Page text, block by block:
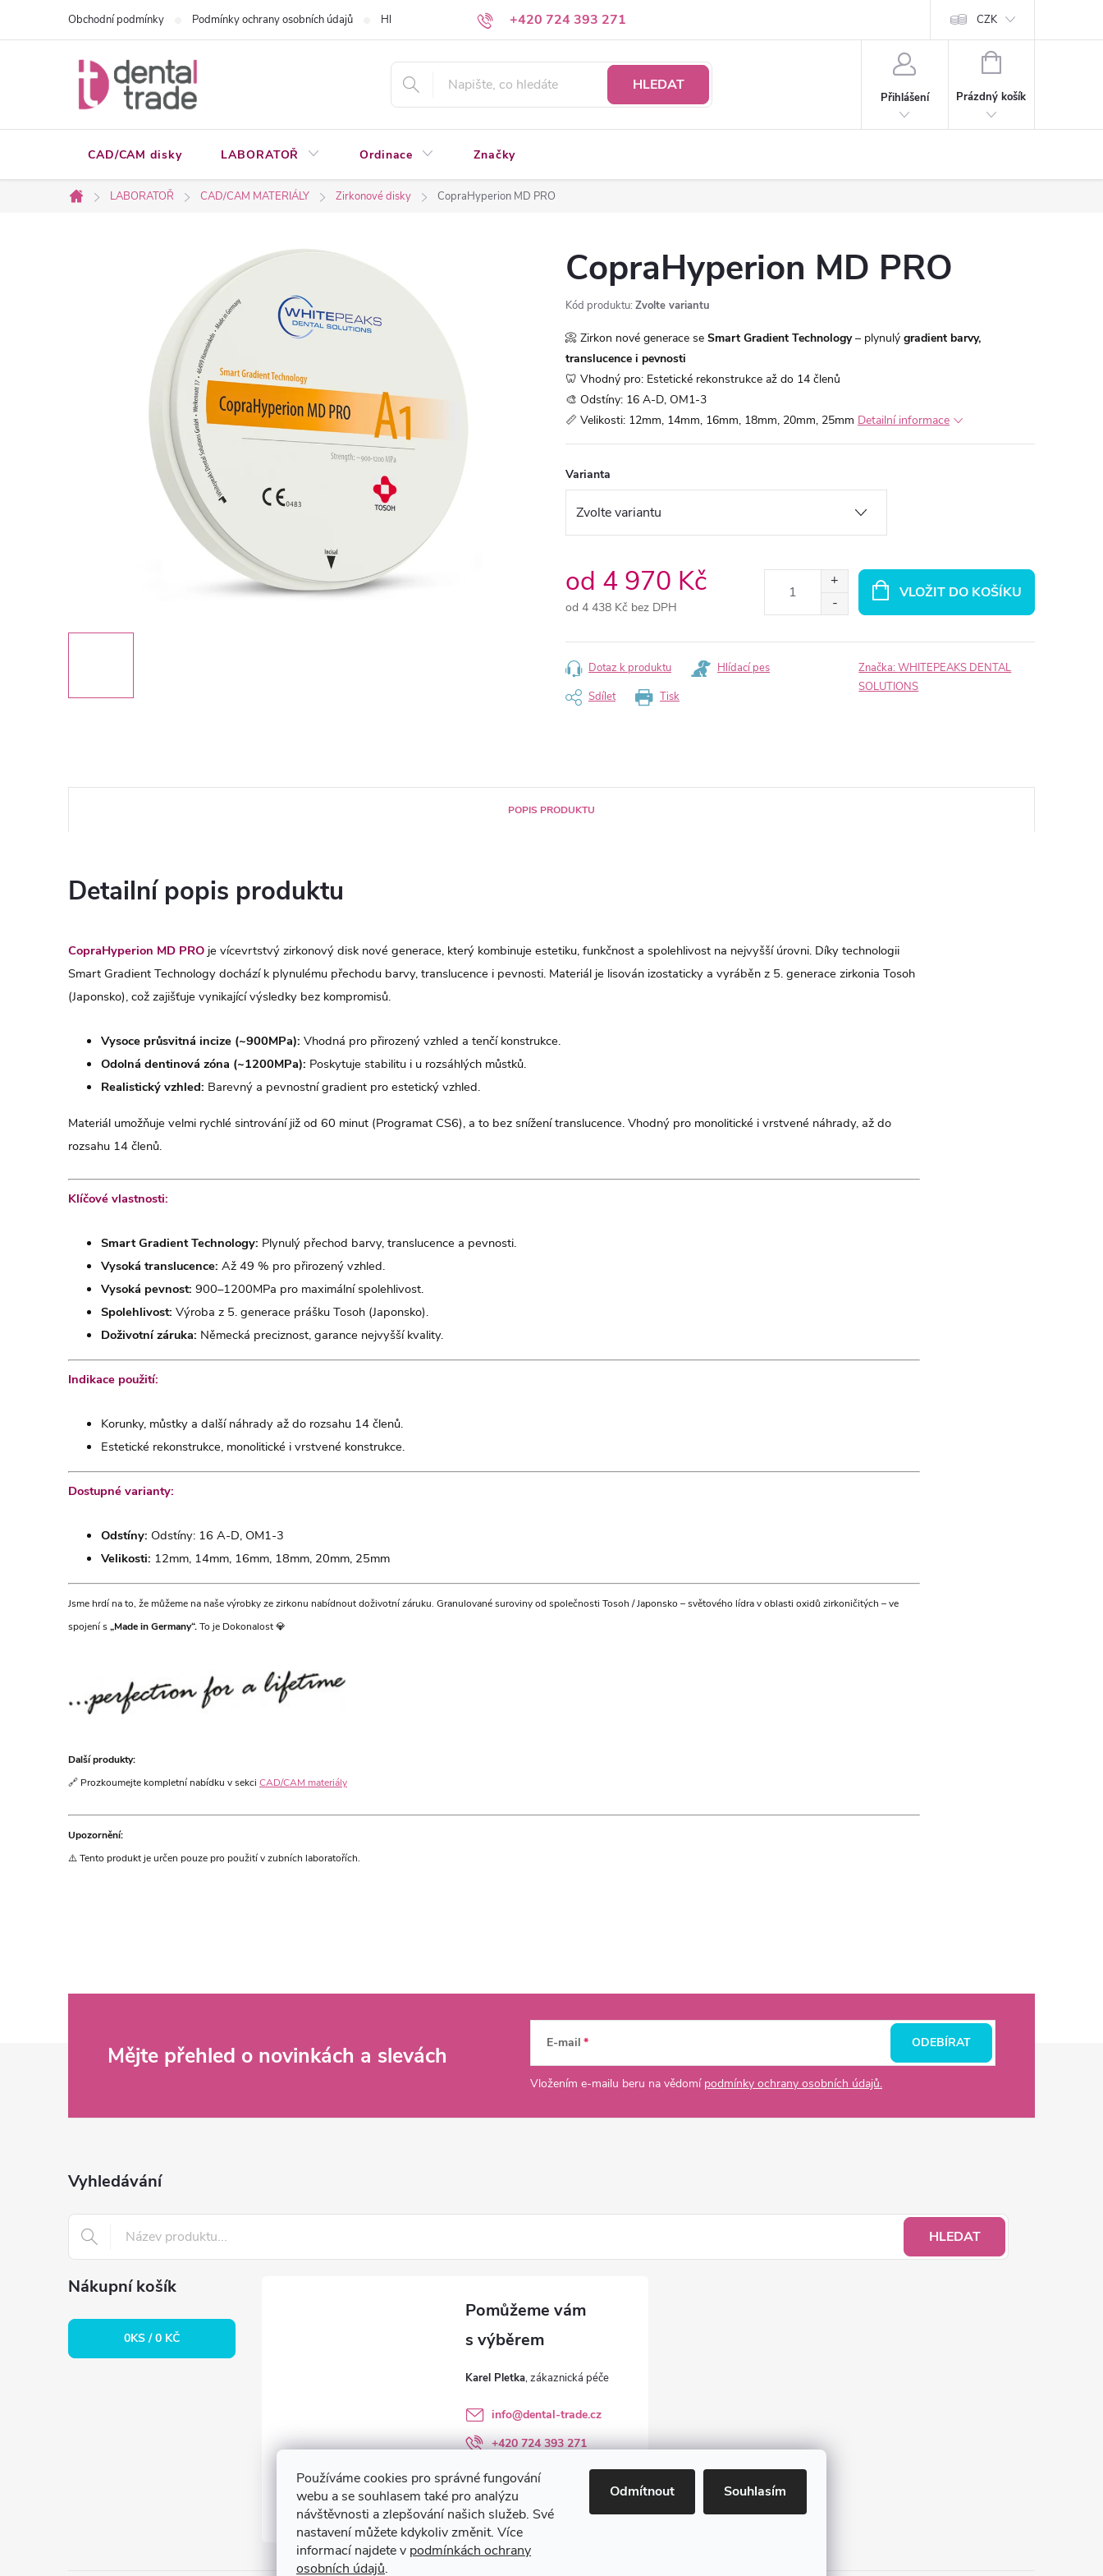
Používáme cookies pro správné fungování
webu a se souhlasem také pro analýzu
návštěvnosti a zlepšování našich služeb. Své
nastavení můžete kdykoliv změnit. Více
informací najdete v podmínkách ochrany
osobních údajů.
Odmítnout Souhlasím
+420 724 393 271
Obchodní podmínky Podmínky ochrany osobních údajů Hledáte a nenacházíte? Napište nám CZK
HLEDAT
Přihlášení
NÁKUPNÍ
Prázdný košík
CAD/CAM disky LABORATOŘ Ordinace Značky
Domů
LABORATOŘ CAD/CAM MATERIÁLY Zirkonové disky CopraHyperion MD PRO
CopraHyperion MD PRO
Kód produktu: Zvolte variantu
📀 Zirkon nové generace se Smart Gradient Technology– plynulý gradient barvy,
translucence i pevnosti
🦷 Vhodný pro: Estetické rekonstrukce až do 14 členů
🎨 Odstíny: 16 A-D, OM1-3
📏 Velikosti: 12mm, 14mm, 16mm, 18mm, 20mm, 25mm Detailní informace
Varianta
od 4 970 Kč
od 4 438 Kč bez DPH
cena:
VLOŽIT DO KOŠÍKU
Tisk
Dotaz k produktu
Hlídací pes
Sdílet
Značka:WHITEPEAKS DENTAL
SOLUTIONS
POPIS PRODUKTU
Detailní popis produktu
CopraHyperion MD PRO je vícevrtstvý zirkonový disk nové generace, který kombinuje estetiku, funkčnost a spolehlivost na nejvyšší úrovni. Díky technologii
Smart Gradient Technology dochází k plynulému přechodu barvy, translucence i pevnosti. Materiál je lisován izostaticky a vyráběn z 5. generace zirkonia Tosoh
(Japonsko), což zajišťuje vynikající výsledky bez kompromisů.
Vysoce průsvitná incize (~900MPa): Vhodná pro přirozený vzhled a tenčí konstrukce.
Odolná dentinová zóna (~1200MPa): Poskytuje stabilitu i u rozsáhlých můstků.
Realistický vzhled: Barevný a pevnostní gradient pro estetický vzhled.
Materiál umožňuje velmi rychlé sintrování již od 60 minut (Programat CS6), a to bez snížení translucence. Vhodný pro monolitické i vrstvené náhrady, až do
rozsahu 14 členů.
Klíčové vlastnosti:
Smart Gradient Technology: Plynulý přechod barvy, translucence a pevnosti.
Vysoká translucence: Až 49 % pro přirozený vzhled.
Vysoká pevnost: 900–1200MPa pro maximální spolehlivost.
Spolehlivost: Výroba z 5. generace prášku Tosoh (Japonsko).
Doživotní záruka: Německá preciznost, garance nejvyšší kvality.
Indikace použití:
Korunky, můstky a další náhrady až do rozsahu 14 členů.
Estetické rekonstrukce, monolitické i vrstvené konstrukce.
Dostupné varianty:
Odstíny: Odstíny: 16 A-D, OM1-3
Velikosti: 12mm, 14mm, 16mm, 18mm, 20mm, 25mm
Jsme hrdí na to, že můžeme na naše výrobky ze zirkonu nabídnout doživotní záruku. Granulované suroviny od společnosti Tosoh / Japonsko – světového lídra v oblasti oxidů zirkoničitých – ve
spojení s„Made in Germany“.To je Dokonalost 💎
Další produkty:
🔗 Prozkoumejte kompletní nabídku v sekci CAD/CAM materiály
Upozornění:
⚠️ Tento produkt je určen pouze pro použití v zubních laboratořích.
Mějte přehled o novinkách a slevách E-mail
Vložením e-mailu beru na vědomí podmínky ochrany osobních údajů.
ODEBÍRAT
Vyhledávání
HLEDAT
Nákupní košík
0KS /0 KČ
Karel Pletka
info@dental-trade.cz
+420 724 393 271
Sledujte nás na FB
dental_trade.cz